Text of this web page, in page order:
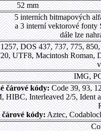
52 mm
5 interních bitmapových
a 3 interní vektorové fonty
dále lze
DOS 437, 737, 775,
UTF8, Macintosh Roman,
IMG,
čárové kódy:Code 39, 93,
HIBC, Interleaved 2/5, Ident
kódy:Aztec,